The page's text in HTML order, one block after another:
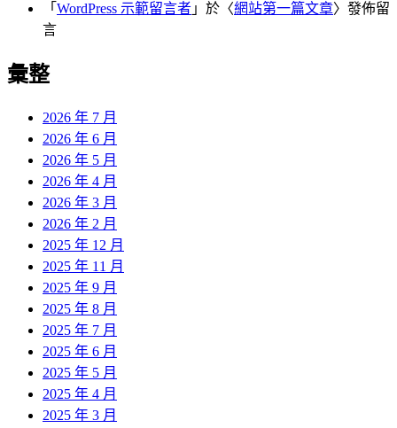
「 WordPress 示範留言者 」於〈網站第一篇文章〉發佈留
言
彙整
2026 年 7 月
2026 年 6 月
2026 年 5 月
2026 年 4 月
2026 年 3 月
2026 年 2 月
2025 年 12 月
2025 年 11 月
2025 年 9 月
2025 年 8 月
2025 年 7 月
2025 年 6 月
2025 年 5 月
2025 年 4 月
2025 年 3 月